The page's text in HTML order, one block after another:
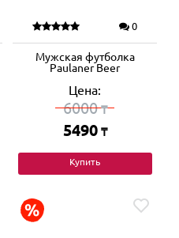
0
Мужская футболка
Paulaner Beer
Цена:
6000₸
5490 ₸
Купить